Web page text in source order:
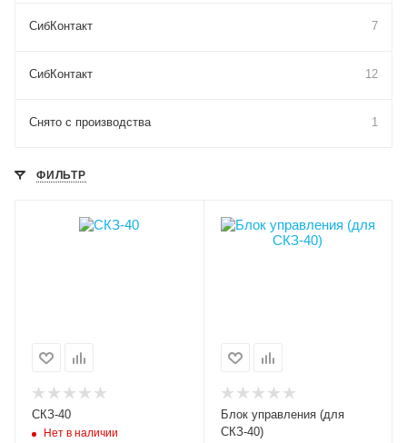
СибКонтакт 7
СибКонтакт 12
Снято с производства 1
ФИЛЬТР
СКЗ-40
Нет в наличии
Блок управления (для
СКЗ-40)